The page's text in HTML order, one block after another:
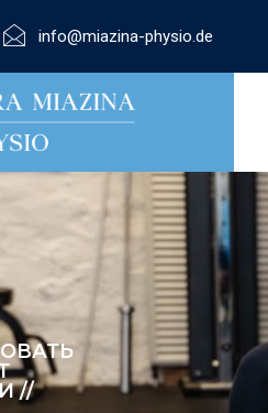
info@miazina-physio.de
//